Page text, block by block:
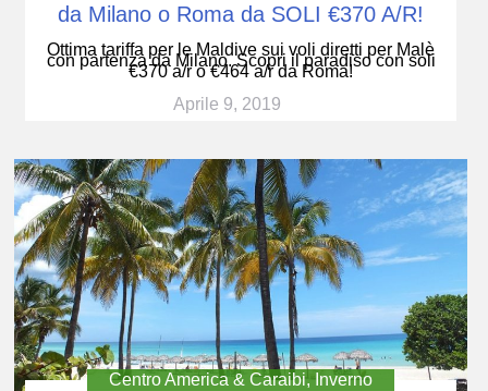
da Milano o Roma da SOLI €370 A/R!
Ottima tariffa per le Maldive sui voli diretti per Malè
con partenza da Milano. Scopri il paradiso con soli
€370 a/r o €464 a/r da Roma!
Aprile 9, 2019
Centro America & Caraibi, Inverno